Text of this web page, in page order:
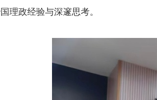
理政经验与深邃思考。